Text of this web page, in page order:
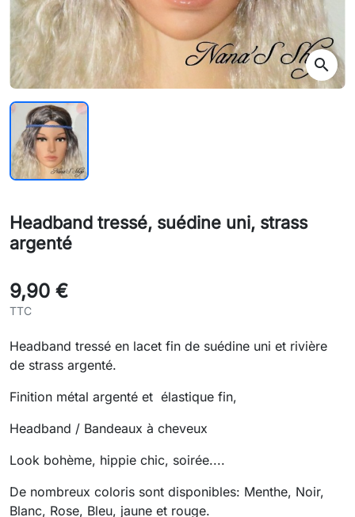
search
Headband tressé, suédine uni, strass
argenté
9,90 €
TTC
Headband tressé en lacet fin de suédine uni et rivière
de strass argenté.
Finition métal argenté et élastique fin,
Headband / Bandeaux à cheveux
Look bohème, hippie chic, soirée....
De nombreux coloris sont disponibles: Menthe, Noir,
Blanc, Rose, Bleu, jaune et rouge.